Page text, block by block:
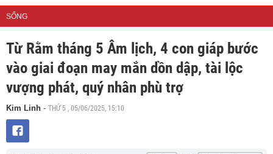
SỐNG
Từ Rằm tháng 5 Âm lịch, 4 con giáp bước
vào giai đoạn may mắn dồn dập, tài lộc
vượng phát, quý nhân phù trợ
Kim Linh - THỨ 5 , 05/06/2025, 15:10